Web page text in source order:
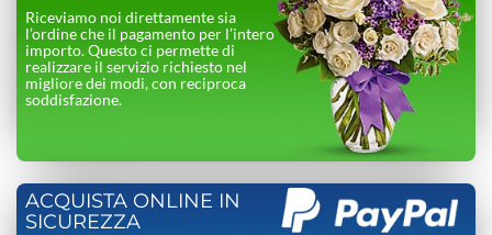
Riceviamo noi direttamente sia
l’ordine che il pagamento per l’intero
importo. Questo ci permette di
realizzare il servizio richiesto nel
migliore dei modi, con reciproca
soddisfazione.
ACQUISTA ONLINE IN
SICUREZZA